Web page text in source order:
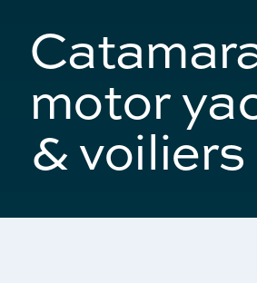
motor
& voiliers